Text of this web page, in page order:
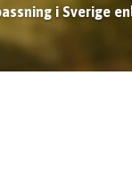
i Sverige